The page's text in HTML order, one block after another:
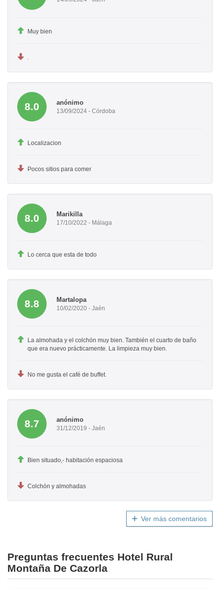
Muy bien
.
8.0 anónimo
13/09/2024 - Córdoba
Localizacion
Pocos sitios para comer
8.0 Marikilla
17/10/2022 - Málaga
Lo cerca que esta de todo
8.8 Martalopa
10/02/2020 - Jaén
La almohada y el colchón muy bien. También el cuarto de baño
que era nuevo prácticamente. La limpieza muy bien.
No me gusta el café de buffet.
8.7 anónimo
31/12/2019 - Jaén
Bien situado,- habitación espaciosa
Colchón y almohadas
Ver más comentarios
Preguntas frecuentes Hotel Rural
Montaña De Cazorla